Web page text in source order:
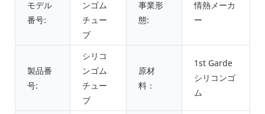
モデル
番号:
ンゴム
チュー
ブ
事業形
態:
情熱メーカ
ー
製品番
号:
シリコ
ンゴム
チュー
ブ
原材
料：
1st Garde
シリコンゴ
ム